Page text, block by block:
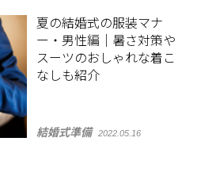
夏の結婚式の服装マナ
ー・男性編｜暑さ対策や
スーツのおしゃれな着こ
なしも紹介
結婚式準備 2022.05.16